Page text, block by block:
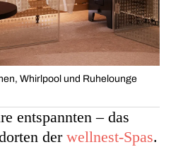
Whirlpool und Ruhelounge
entspannten – das
der wellnest-Spas.